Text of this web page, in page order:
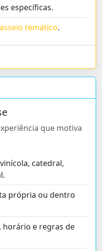
específicas.
temático.
que motiva
catedral,
própria ou dentro
horário e regras de